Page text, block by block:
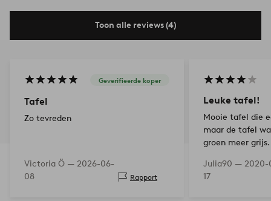
Toon alle reviews (4)
Geverifieerde koper
Tafel
Zo tevreden
Victoria Ö — 2026-06-
08
Rapport
Leuke tafel!
Mooie tafel die
maar de tafel
groen meer grijs.
Julia90 — 2020-
17